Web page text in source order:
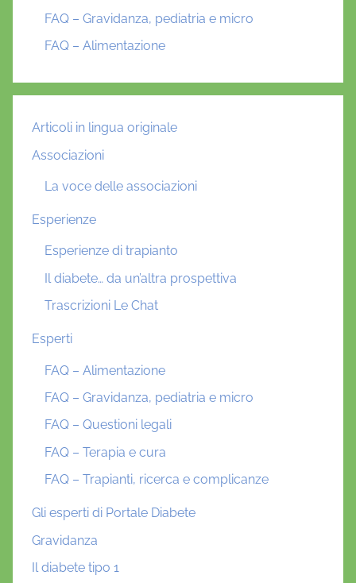
FAQ – Gravidanza, pediatria e micro
FAQ – Alimentazione
Articoli in lingua originale
Associazioni
La voce delle associazioni
Esperienze
Esperienze di trapianto
Il diabete… da un’altra prospettiva
Trascrizioni Le Chat
Esperti
FAQ – Alimentazione
FAQ – Gravidanza, pediatria e micro
FAQ – Questioni legali
FAQ – Terapia e cura
FAQ – Trapianti, ricerca e complicanze
Gli esperti di Portale Diabete
Gravidanza
Il diabete tipo 1